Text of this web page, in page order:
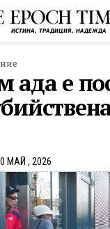
ада е
МАЙ , 2026